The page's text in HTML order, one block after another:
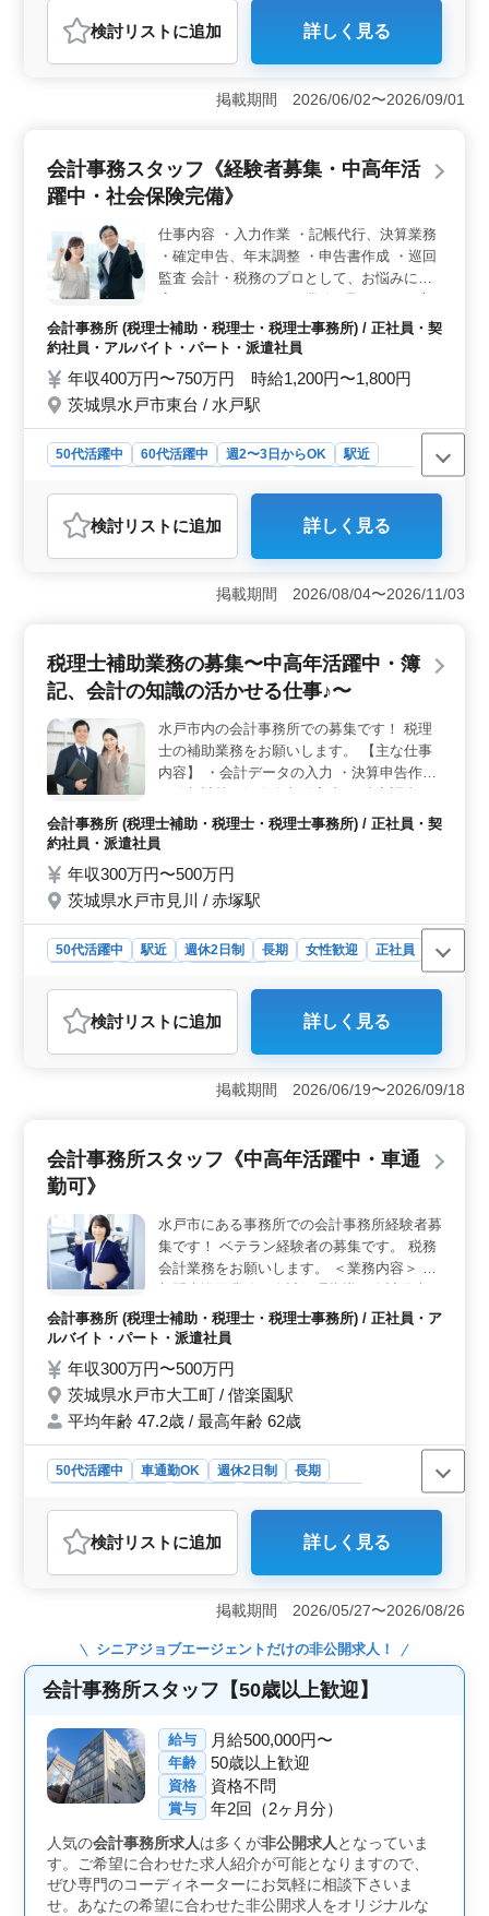
おすすめポイント
＜中高年活躍中の税理士補助業務＞ 茨城県水戸市上水
戸にある税務会計スタッフを募集しています。記帳代行
や税務申告などの業務を通じて、顧客との信頼関係を築
くことができる方を歓迎します。特に訪問業務経験者や
と待遇＞ 必要な資格や経験は特にありませんが、会計
事務所での経験がある方が歓迎されます。車通勤可能
で、時給は1100円以上です。通勤手当は全額支給され、
福利厚生も充実しています。 ＜会社概要＞ 会社の
平均年齢は40歳で、女性が10割を占める職場です。禁煙
環境の中で税務業務や記帳代行、税務・会計コンサルテ
ィングなどを行っています。学術研究や専門・技術サー
ビス業に携わる方々のご応募をお待ちしています。
検討リスト に追加 詳しく見る
掲載期間 2026/06/02〜2026/09/01
会計事務スタッフ《経験者募集・中高年活
躍中・社会保険完備》
仕事内容 ・入力作業 ・記帳代行、決算業務
・確定申告、年末調整 ・申告書作成 ・巡回
監査 会計・税務のプロとして、お悩みにお
歓迎です! 応募資格:会計事務所実務経験3年
以上 税理士有資格者:優遇
会計事務所 (税理士補助・税理士・税理士事務所) / 正社員・契
約社員・アルバイト・パート・派遣社員
年収400万円〜750万円 時給1,200円〜1,800円
茨城県水戸市東台 / 水戸駅
50代活躍中 60代活躍中 週2〜3日からOK
駅近
アルバイト・パート
おすすめポイント
＜経験者優遇＞ 実務経験3年以上が求められており、税
務や会計業務に精通した方を歓迎しています。税理士有
資格者は特に優遇されます。確定申告や年末調整など、
ています。週2〜3日からの勤務も可能で、中高年層も積
極的に活躍しています。 ＜アットホームな職場環境
る環境です。40代や50代の方々が活躍中で、仲間と共に
成長できます。
検討リスト に追加 詳しく見る
掲載期間 2026/08/04〜2026/11/03
税理士補助業務の募集〜中高年活躍中・簿
記、会計の知識の活かせる仕事♪〜
水戸市内の会計事務所での募集です！ 税理
士の補助業務をお願いします。 【主な仕事
内容】 ・会計データの入力 ・決算申告作業
確定申告 ・内勤業務 ・来客、電話対応 中高
年・シニアベテラン経験者歓迎です！ 今ま
ださい。
会計事務所 (税理士補助・税理士・税理士事務所) / 正社員・契
約社員・派遣社員
年収300万円〜500万円
茨城県水戸市見川 / 赤塚駅
50代活躍中 駅近 週休2日制 長期 女性歓迎
正社員
おすすめポイント
＜魅力的なポイント＞ 税理士補助業務の募集です。中
高年からベテランの方まで幅広く活躍できる環境で、簿
戸市内の会計事務所でのお仕事で、赤塚駅からもアクセ
迎し、会計事務所での経験が5年以上ある方を募集してい
ます。決算申告作業や給与計算、法定調書の作成など幅
広い業務に携わります。今までの経験を活かして、さら
なるスキルアップを目指しませんか。 ＜働く環境
＞ 水戸市内の会計事務所での勤務であり、環境は働き
やすいです。週5日勤務で、土日祝はお休み。有給休暇や
夏季休業、年末年始などもしっかり取得できます。禁煙
がら、安心して長く働ける環境です。
検討リスト に追加 詳しく見る
掲載期間 2026/06/19〜2026/09/18
会計事務所スタッフ《中高年活躍中・車通
勤可》
水戸市にある事務所での会計事務所経験者募
集です！ ベテラン経験者の募集です。 税務
会計業務をお願いします。 ＜業務内容＞ ・
顧問先巡回業務（会計処理指導、会計監査）
・法人及び個人の税務会計業務 ・各種税務
申告書類の作成及び税務相談業務 ・会社設
続税申告業務 ・経営アドバイス など ＜備考
＞ ・完全週休2日制 ・車通勤可 ・社会保険
完備 ・税理士条件優遇 ぜひ今までの経験を
活かしていただける方のご応募お待ちしてお
ります。
会計事務所 (税理士補助・税理士・税理士事務所) / 正社員・ア
ルバイト・パート・派遣社員
年収300万円〜500万円
茨城県水戸市大工町 / 偕楽園駅
平均年齢 47.2歳 / 最高年齢 62歳
50代活躍中 車通勤OK 週休2日制
長期
会計事務所
おすすめポイント
＜ベテランスタッフ募集＞ 水戸市で経験豊富な会計事
務所経験者を積極採用。 税務会計業務で経験を活か
し、キャリアアップしていきませんか？ ＜車通勤
可・週休2日＞ 車通勤可でアクセスも便利。週休2日制
でワークライフバランスを重視。 福利厚生面も充実し
ております。 ＜幅広い業務範囲＞ 税務会計、経営
アドバイス、相続対策まで多彩な業務に携わっていただ
きます。 さらにスキルを高められます。
検討リスト に追加 詳しく見る
掲載期間 2026/05/27〜2026/08/26
シニアジョブエージェントだけの非公開求人！
会計事務所スタッフ【50歳以上歓迎】
給与 月給500,000円〜
年齢 50歳以上歓迎
資格 資格不問
賞与 年2回（2ヶ月分）
人気の会計事務所求人は多くが非公開求人となっていま
す。ご希望に合わせた求人紹介が可能となりますので、
ぜひ専門のコーディネーターにお気軽に相談下さいま
せ。あなたの希望に合わせた非公開求人をオリジナルな